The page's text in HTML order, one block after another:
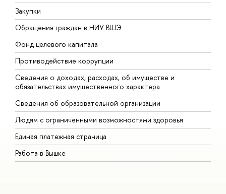
Закупки
Обращения граждан в НИУ ВШЭ
Фонд целевого капитала
Противодействие коррупции
Сведения о доходах, расходах, об имуществе и
обязательствах имущественного характера
Сведения об образовательной организации
Людям с ограниченными возможностями здоровья
Единая платежная страница
Работа в Вышке